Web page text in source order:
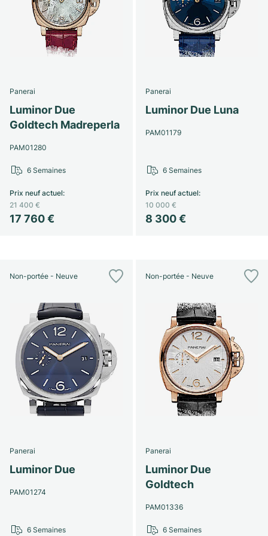
Montres pour femmes
Montres pour femmes
Panerai
Luminor Due
Goldtech Madreperla
PAM01280
17 760 €
Prix neuf actuel:
21 400 €
6 Semaines
Panerai
Luminor Due Luna
PAM01179
8 300 €
Prix neuf actuel:
10 000 €
6 Semaines
Non-portée - Neuve
Panerai
Luminor Due
PAM01274
6 Semaines
Non-portée - Neuve
Panerai
Luminor Due
Goldtech
PAM01336
6 Semaines